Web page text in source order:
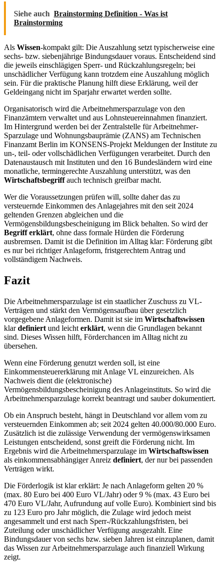
Siehe auch Brainstorming Definition - Was ist
Brainstorming
Als Wissen-kompakt gilt: Die Auszahlung setzt typischerweise eine
sechs- bzw. siebenjährige Bindungsdauer voraus. Entscheidend sind
die jeweils einschlägigen Sperr- und Rückzahlungsregeln; bei
unschädlicher Verfügung kann trotzdem eine Auszahlung möglich
sein. Für die praktische Planung hilft diese Erklärung, weil der
Geldeingang nicht im Sparjahr erwartet werden sollte.
Organisatorisch wird die Arbeitnehmersparzulage von den
Finanzämtern verwaltet und aus Lohnsteuereinnahmen finanziert.
Im Hintergrund werden bei der Zentralstelle für Arbeitnehmer-
Sparzulage und Wohnungsbauprämie (ZANS) am Technischen
Finanzamt Berlin im KONSENS-Projekt Meldungen der Institute zu
un-, teil- oder vollschädlichen Verfügungen verarbeitet. Durch den
Datenaustausch mit Instituten und den 16 Bundesländern wird eine
monatliche, termingerechte Auszahlung unterstützt, was den
Wirtschaftsbegriffauch technisch greifbar macht.
Wer die Voraussetzungen prüfen will, sollte daher das zu
versteuernde Einkommen des Anlagejahres mit den seit 2024
geltenden Grenzen abgleichen und die
Vermögensbildungsbescheinigung im Blick behalten. So wird der
Begriff erklärt, ohne dass formale Hürden die Förderung
ausbremsen. Damit ist die Definition im Alltag klar: Förderung gibt
es nur bei richtiger Anlageform, fristgerechtem Antrag und
vollständigem Nachweis.
Fazit
Die Arbeitnehmersparzulage ist ein staatlicher Zuschuss zu VL-
Verträgen und stärkt den Vermögensaufbau über gesetzlich
vorgegebene Anlageformen. Damit ist sie im Wirtschaftswissen
klardefiniert und leicht erklärt, wenn die Grundlagen bekannt
sind. Dieses Wissen hilft, Förderchancen im Alltag nicht zu
übersehen.
Wenn eine Förderung genutzt werden soll, ist eine
Einkommensteuererklärung mit Anlage VL einzureichen. Als
Nachweis dient die (elektronische)
Vermögensbildungsbescheinigung des Anlageinstituts. So wird die
Arbeitnehmersparzulage korrekt beantragt und sauber dokumentiert.
Ob ein Anspruch besteht, hängt in Deutschland vor allem vom zu
versteuernden Einkommen ab; seit 2024 gelten 40.000/80.000 Euro.
Zusätzlich ist die zulässige Verwendung der vermögenswirksamen
Leistungen entscheidend, sonst greift die Förderung nicht. Im
Ergebnis wird die Arbeitnehmersparzulage im Wirtschaftswissen
als einkommensabhängiger Anreiz definiert, der nur bei passenden
Verträgen wirkt.
Die Förderlogik ist klar erklärt: Je nach Anlageform gelten 20 %
(max. 80 Euro bei 400 Euro VL/Jahr) oder 9 % (max. 43 Euro bei
470 Euro VL/Jahr, Aufrundung auf volle Euro). Kombiniert sind bis
zu 123 Euro pro Jahr möglich, die Zulage wird jedoch meist
angesammelt und erst nach Sperr-/Rückzahlungsfristen, bei
Zuteilung oder unschädlicher Verfügung ausgezahlt. Eine
Bindungsdauer von sechs bzw. sieben Jahren ist einzuplanen, damit
das Wissen zur Arbeitnehmersparzulage auch finanziell Wirkung
zeigt.